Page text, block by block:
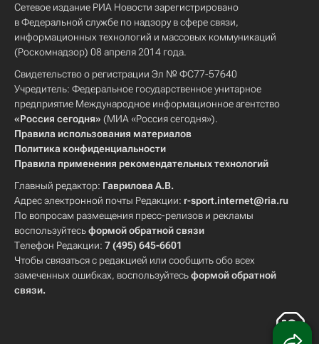
Сетевое издание РИА Новости зарегистрировано
в Федеральной службе по надзору в сфере связи,
информационных технологий и массовых коммуникаций
(Роскомнадзор) 08 апреля 2014 года.
Свидетельство о регистрации Эл № ФС77-57640
Учредитель: Федеральное государственное унитарное
предприятие Международное информационное агентство
«Россия сегодня» (МИА «Россия сегодня»).
Правила использования материалов
Политика конфиденциальности
Правила применения рекомендательных технологий
Главный редактор: Гаврилова А.В.
Адрес электронной почты Редакции: r-sport.internet@ria.ru
По вопросам размещения пресс-релизов и рекламы
воспользуйтесьформой обратной связи
Телефон Редакции: 7 (495) 645-6601
Чтобы связаться с редакцией или сообщить обо всех
замеченных ошибках, воспользуйтесьформой обратной
связи.